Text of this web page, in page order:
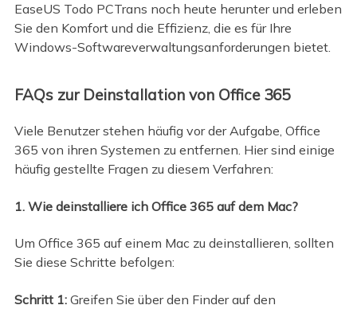
EaseUS Todo PCTrans noch heute herunter und erleben
Sie den Komfort und die Effizienz, die es für Ihre
Windows-Softwareverwaltungsanforderungen bietet.
FAQs zur Deinstallation von Office 365
Viele Benutzer stehen häufig vor der Aufgabe, Office
365 von ihren Systemen zu entfernen. Hier sind einige
häufig gestellte Fragen zu diesem Verfahren:
1. Wie deinstalliere ich Office 365 auf dem Mac?
Um Office 365 auf einem Mac zu deinstallieren, sollten
Sie diese Schritte befolgen:
Schritt 1:Greifen Sie über den Finder auf den